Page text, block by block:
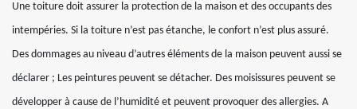
Une toiture doit assurer la protection de la maison et des occupants des
intempéries. Si la toiture n’est pas étanche, le confort n’est plus assuré.
Des dommages au niveau d’autres éléments de la maison peuvent aussi se
déclarer ; Les peintures peuvent se détacher. Des moisissures peuvent se
développer à cause de l’humidité et peuvent provoquer des allergies. A